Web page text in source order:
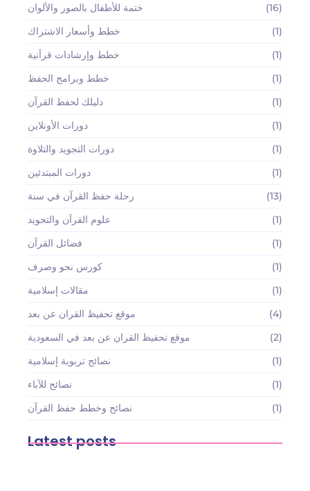
ختمة للأطفال بالصور والألوان
(16)
خطط وأسعار الاشتراك
(1)
خطط وإرشادات قرآنية
(1)
خطط وبرامج الحفظ
(1)
دليلك لحفظ القرآن
(1)
دورات الأونلاين
(1)
دورات التجويد والتلاوة
(1)
دورات المبتدئين
(1)
رحلة حفظ القرآن في سنة
(13)
علوم القرآن والتجويد
(1)
فضائل القرآن
(1)
كورس نحو وصرف
(1)
مقالات إسلامية
(1)
موقع تحفيظ القران عن بعد
(4)
موقع تحفيظ القران عن بعد في السعودية
(2)
نصائح تربوية إسلامية
(1)
نصائح للآباء
(1)
نصائح وخطط حفظ القرآن
(1)
Latest posts